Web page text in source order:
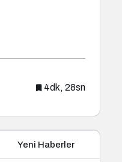
4dk, 28sn
Yeni Haberler